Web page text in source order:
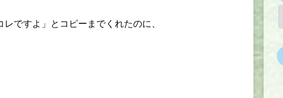
ですよ」とコピーまでくれたのに、